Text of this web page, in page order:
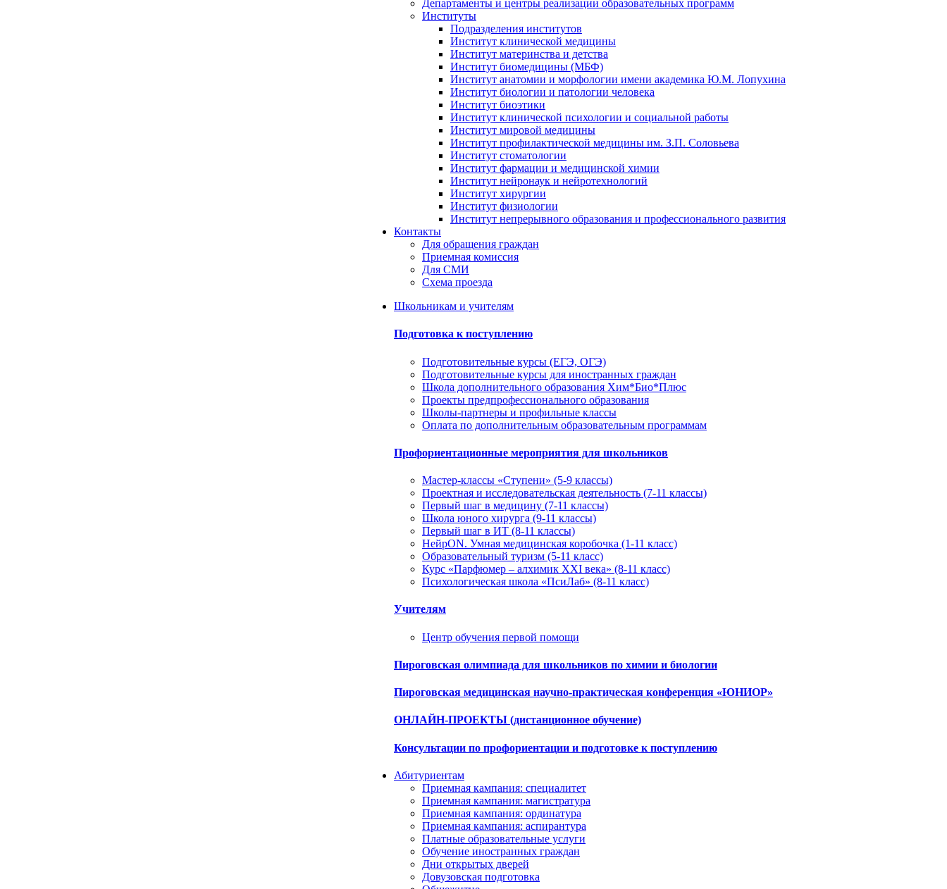
Департаменты и центры реализации образовательных программ
Институты
Подразделения институтов
Институт клинической медицины
Институт материнства и детства
Институт биомедицины (МБФ)
Институт анатомии и морфологии имени академика Ю.М. Лопухина
Институт биологии и патологии человека
Институт биоэтики
Институт клинической психологии и социальной работы
Институт мировой медицины
Институт профилактической медицины им. З.П. Соловьева
Институт стоматологии
Институт фармации и медицинской химии
Институт нейронаук и нейротехнологий
Институт хирургии
Институт физиологии
Институт непрерывного образования и профессионального развития
Контакты
Для обращения граждан
Приемная комиссия
Для СМИ
Схема проезда
Школьникам и учителям
Подготовка к поступлению
Подготовительные курсы (ЕГЭ, ОГЭ)
Подготовительные курсы для иностранных граждан
Школа дополнительного образования Хим*Био*Плюс
Проекты предпрофессионального образования
Школы-партнеры и профильные классы
Оплата по дополнительным образовательным программам
Профориентационные мероприятия для школьников
Мастер-классы «Ступени» (5-9 классы)
Проектная и исследовательская деятельность (7-11 классы)
Первый шаг в медицину (7-11 классы)
Школа юного хирурга (9-11 классы)
Первый шаг в ИТ (8-11 классы)
НейрON. Умная медицинская коробочка (1-11 класс)
Образовательный туризм (5-11 класс)
Курс «Парфюмер – алхимик XXI века» (8-11 класс)
Психологическая школа «ПсиЛаб» (8-11 класс)
Учителям
Центр обучения первой помощи
Пироговская олимпиада для школьников по химии и биологии
Пироговская медицинская научно-практическая конференция «ЮНИОР»
ОНЛАЙН-ПРОЕКТЫ (дистанционное обучение)
Консультации по профориентации и подготовке к поступлению
Абитуриентам
Приемная кампания: специалитет
Приемная кампания: магистратура
Приемная кампания: ординатура
Приемная кампания: аспирантура
Платные образовательные услуги
Обучение иностранных граждан
Дни открытых дверей
Довузовская подготовка